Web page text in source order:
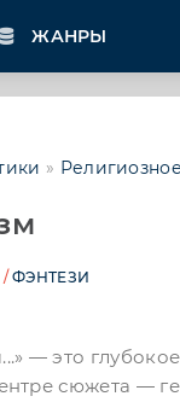
ЖАНРЫ
» Религиозное
/ФЭНТЕЗИ
— это
сюжета —